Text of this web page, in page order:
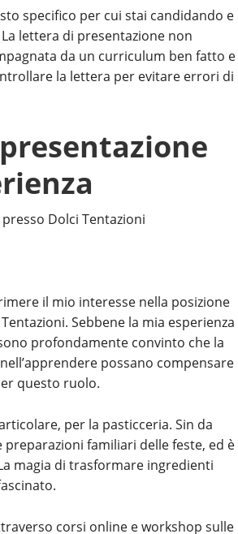
specifico per cui stai candidando e
lettera di presentazione non
da un curriculum ben fatto e
la lettera per evitare errori di
Dolci Tentazioni
il mio interesse nella posizione
Sebbene la mia esperienza
profondamente convinto che la
possano compensare
questo ruolo.
per la pasticceria. Sin da
familiari delle feste, ed è
magia di trasformare ingredienti
corsi online e workshop sulle